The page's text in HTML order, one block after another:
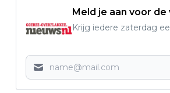
Meld je aan voor
Krijg iedere zaterdag